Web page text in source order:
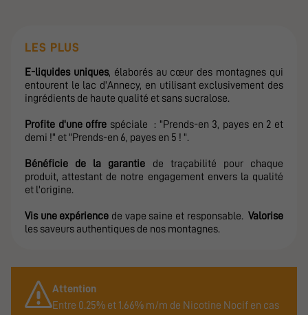
LES PLUS
E-liquides uniques, élaborés au cœur des montagnes qui
entourent le lac d'Annecy, en utilisant exclusivement des
ingrédients de haute qualité et sans sucralose.
Profite d'une offre spéciale : "Prends-en 3, payes en 2 et
demi !" et "Prends-en 6, payes en 5 ! ".
Bénéficie de la garantie de traçabilité pour chaque
produit, attestant de notre engagement envers la qualité
et l'origine.
Vis une expérience de vape saine et responsable. Valorise
les saveurs authentiques de nos montagnes.
Attention
Entre 0.25% et 1.66% m/m de Nicotine Nocif en cas